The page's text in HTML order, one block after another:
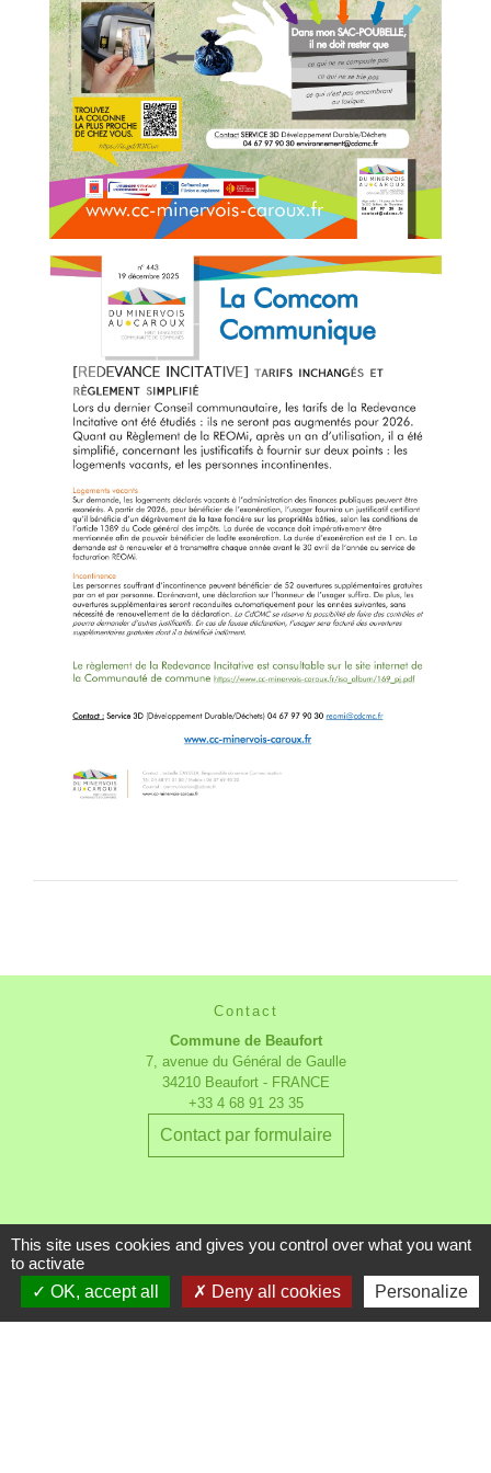
Contact
Commune de Beaufort
7, avenue du Général de Gaulle
34210 Beaufort - FRANCE
+33 4 68 91 23 35
Contact par formulaire
Liens utiles
This site uses cookies and gives you control over what you want
to activate
OK, accept all
Deny all cookies Personalize